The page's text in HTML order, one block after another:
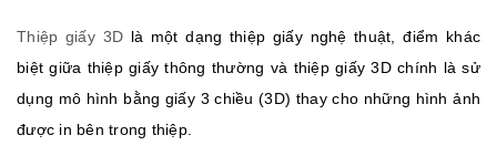
Thiệp giấy 3D là một dạng thiệp giấy nghệ thuật, điểm khác
biệt giữa thiệp giấy thông thường và thiệp giấy 3D chính là sử
dụng mô hình bằng giấy 3 chiều (3D) thay cho những hình ảnh
được in bên trong thiệp.